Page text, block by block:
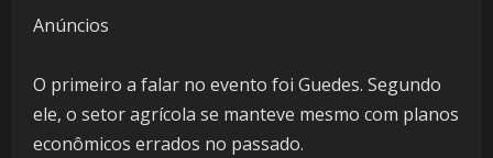
Anúncios
O primeiro a falar no evento foi Guedes. Segundo
ele, o setor agrícola se manteve mesmo com planos
econômicos errados no passado.